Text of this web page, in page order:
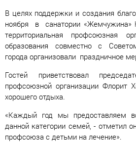
В целях поддержки и создания
ноября в санатории «Жемчужина»
территориальная профсоюзная
образования совместно с
города организовали праздничное
Гостей приветствовал
профсоюзной организации
хорошего отдыха.
«Каждый год мы предоставляем
данной категории семей, - отметил
профсоюза с детьми на лечение».